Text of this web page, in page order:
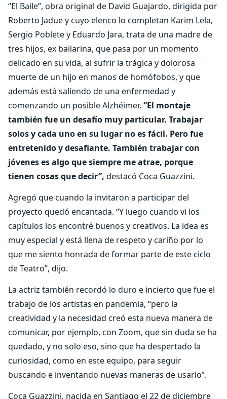
“El Baile”, obra original de David Guajardo, dirigida por
Roberto Jadue y cuyo elenco lo completan Karim Lela,
Sergio Poblete y Eduardo Jara, trata de una madre de
tres hijos, ex bailarina, que pasa por un momento
delicado en su vida, al sufrir la trágica y dolorosa
muerte de un hijo en manos de homófobos, y que
además está saliendo de una enfermedad y
comenzando un posible Alzhéimer. “El montaje
también fue un desafío muy particular. Trabajar
solos y cada uno en su lugar no es fácil. Pero fue
entretenido y desafiante. También trabajar con
jóvenes es algo que siempre me atrae, porque
tienen cosas que decir”, destacó Coca Guazzini.
Agregó que cuando la invitaron a participar del
proyecto quedó encantada. “Y luego cuando vi los
capítulos los encontré buenos y creativos. La idea es
muy especial y está llena de respeto y cariño por lo
que me siento honrada de formar parte de este ciclo
de Teatro”, dijo.
La actriz también recordó lo duro e incierto que fue el
trabajo de los artistas en pandemia, “pero la
creatividad y la necesidad creó esta nueva manera de
comunicar, por ejemplo, con Zoom, que sin duda se ha
quedado, y no solo eso, sino que ha despertado la
curiosidad, como en este equipo, para seguir
buscando e inventando nuevas maneras de usarlo”.
Coca Guazzini, nacida en Santiago el 22 de diciembre